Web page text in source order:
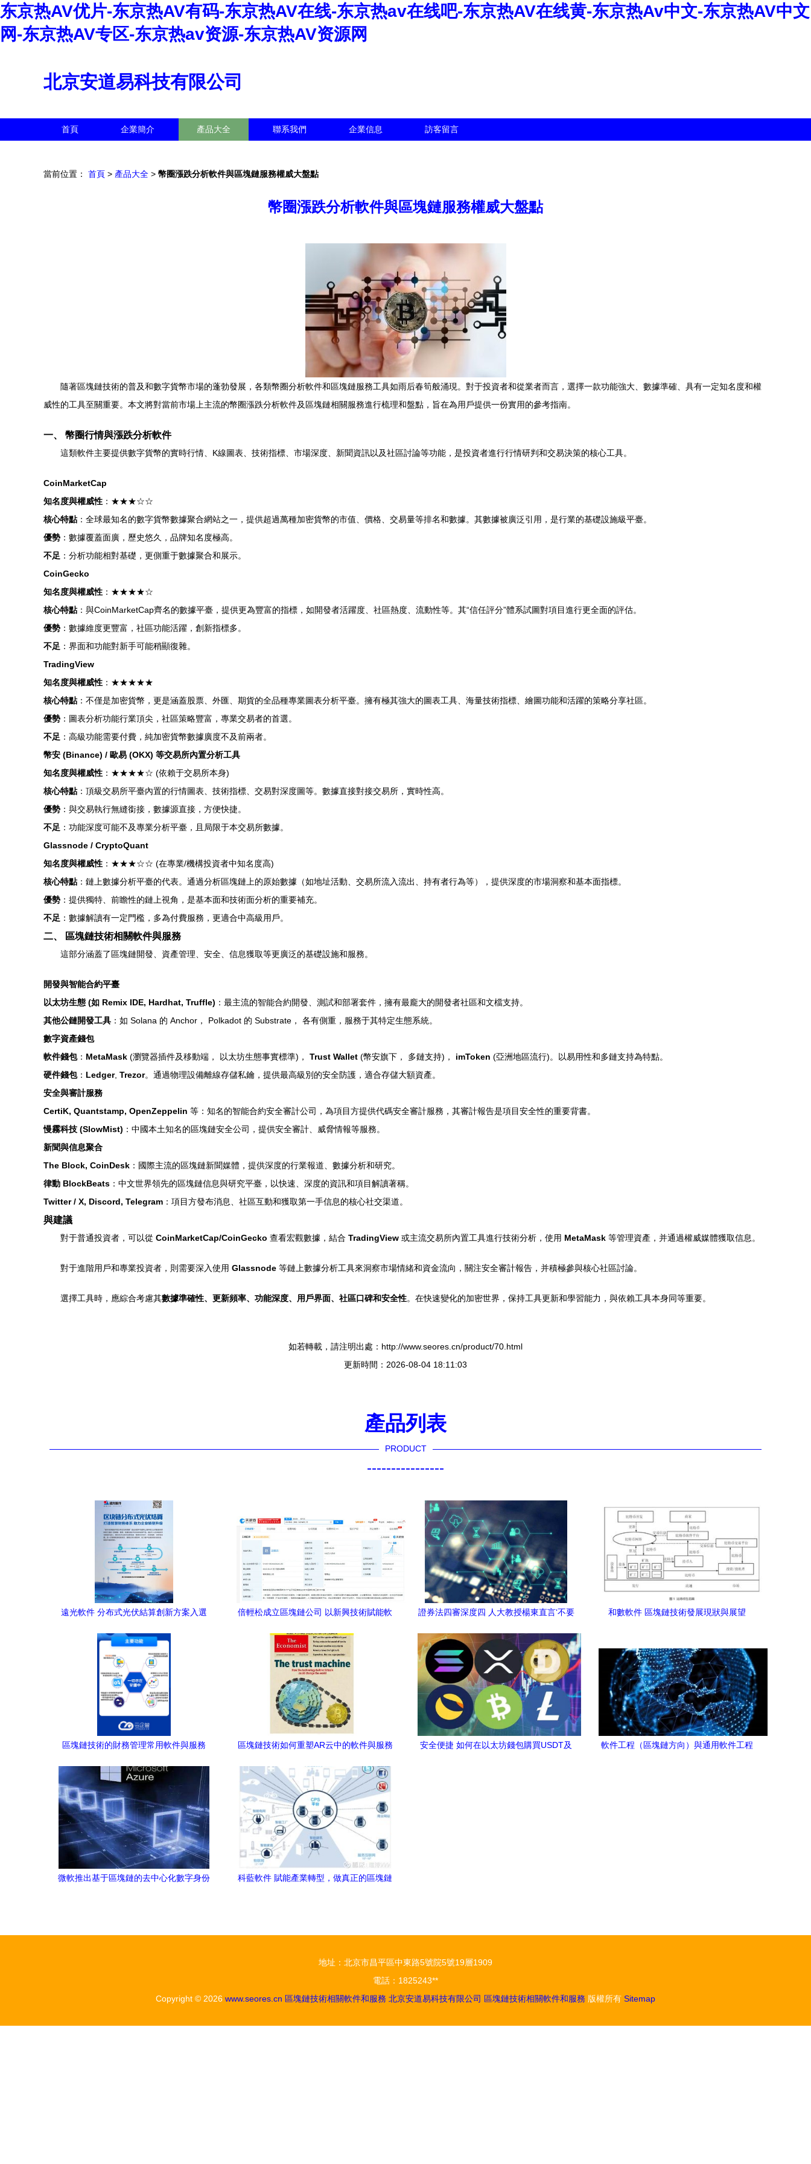
东京热AV优片-东京热AV有码-东京热AV在线-东京热av在线吧-东京热AV在线黄-东京热Av中文-东京热AV中文
网-东京热AV专区-东京热av资源-东京热AV资源网
北京安道易科技有限公司
首頁 企業簡介 產品大全 聯系我們 企業信息 訪客留言
當前位置： 首頁 > 產品大全 > 幣圈漲跌分析軟件與區塊鏈服務權威大盤點
幣圈漲跌分析軟件與區塊鏈服務權威大盤點
隨著區塊鏈技術的普及和數字貨幣市場的蓬勃發展，各類幣圈分析軟件和區塊鏈服務工具如雨后春筍般涌現。對于投資者和從業者而言，選擇一款功能強大、數據準確、具有一定知名度和權
威性的工具至關重要。本文將對當前市場上主流的幣圈漲跌分析軟件及區塊鏈相關服務進行梳理和盤點，旨在為用戶提供一份實用的參考指南。
一、 幣圈行情與漲跌分析軟件
這類軟件主要提供數字貨幣的實時行情、K線圖表、技術指標、市場深度、新聞資訊以及社區討論等功能，是投資者進行行情研判和交易決策的核心工具。
CoinMarketCap
知名度與權威性 ：★★★☆☆
核心特點：全球最知名的數字貨幣數據聚合網站之一，提供超過萬種加密貨幣的市值、價格、交易量等排名和數據。其數據被廣泛引用，是行業的基礎設施級平臺。
優勢 ：數據覆蓋面廣，歷史悠久，品牌知名度極高。
不足 ：分析功能相對基礎，更側重于數據聚合和展示。
CoinGecko
知名度與權威性 ：★★★★☆
核心特點：與CoinMarketCap齊名的數據平臺，提供更為豐富的指標，如開發者活躍度、社區熱度、流動性等。其“信任評分”體系試圖對項目進行更全面的評估。
優勢 ：數據維度更豐富，社區功能活躍，創新指標多。
不足 ：界面和功能對新手可能稍顯復雜。
TradingView
知名度與權威性 ：★★★★★
核心特點：不僅是加密貨幣，更是涵蓋股票、外匯、期貨的全品種專業圖表分析平臺。擁有極其強大的圖表工具、海量技術指標、繪圖功能和活躍的策略分享社區。
優勢 ：圖表分析功能行業頂尖，社區策略豐富，專業交易者的首選。
不足 ：高級功能需要付費，純加密貨幣數據廣度不及前兩者。
幣安 (Binance) / 歐易 (OKX) 等交易所內置分析工具
知名度與權威性 ：★★★★☆ (依賴于交易所本身)
核心特點：頂級交易所平臺內置的行情圖表、技術指標、交易對深度圖等。數據直接對接交易所，實時性高。
優勢 ：與交易執行無縫銜接，數據源直接，方便快捷。
不足 ：功能深度可能不及專業分析平臺，且局限于本交易所數據。
Glassnode / CryptoQuant
知名度與權威性 ：★★★☆☆ (在專業/機構投資者中知名度高)
核心特點：鏈上數據分析平臺的代表。通過分析區塊鏈上的原始數據（如地址活動、交易所流入流出、持有者行為等），提供深度的市場洞察和基本面指標。
優勢 ：提供獨特、前瞻性的鏈上視角，是基本面和技術面分析的重要補充。
不足 ：數據解讀有一定門檻，多為付費服務，更適合中高級用戶。
二、 區塊鏈技術相關軟件與服務
這部分涵蓋了區塊鏈開發、資產管理、安全、信息獲取等更廣泛的基礎設施和服務。
開發與智能合約平臺
以太坊生態 (如 Remix IDE, Hardhat, Truffle) ：最主流的智能合約開發、測試和部署套件，擁有最龐大的開發者社區和文檔支持。
其他公鏈開發工具 ：如 Solana 的 Anchor， Polkadot 的 Substrate， 各有側重，服務于其特定生態系統。
數字資產錢包
軟件錢包： MetaMask (瀏覽器插件及移動端， 以太坊生態事實標準)， Trust Wallet (幣安旗下， 多鏈支持)， imToken (亞洲地區流行)。以易用性和多鏈支持為特點。
硬件錢包： Ledger, Trezor。通過物理設備離線存儲私鑰，提供最高級別的安全防護，適合存儲大額資產。
安全與審計服務
CertiK, Quantstamp, OpenZeppelin 等：知名的智能合約安全審計公司，為項目方提供代碼安全審計服務，其審計報告是項目安全性的重要背書。
慢霧科技 (SlowMist) ：中國本土知名的區塊鏈安全公司，提供安全審計、威脅情報等服務。
新聞與信息聚合
The Block, CoinDesk ：國際主流的區塊鏈新聞媒體，提供深度的行業報道、數據分析和研究。
律動 BlockBeats ：中文世界領先的區塊鏈信息與研究平臺，以快速、深度的資訊和項目解讀著稱。
Twitter / X, Discord, Telegram ：項目方發布消息、社區互動和獲取第一手信息的核心社交渠道。
與建議
對于普通投資者，可以從 CoinMarketCap/CoinGecko 查看宏觀數據，結合 TradingView 或主流交易所內置工具進行技術分析，使用 MetaMask 等管理資產，并通過權威媒體獲取信息。
對于進階用戶和專業投資者，則需要深入使用 Glassnode 等鏈上數據分析工具來洞察市場情緒和資金流向，關注安全審計報告，并積極參與核心社區討論。
選擇工具時，應綜合考慮其數據準確性、更新頻率、功能深度、用戶界面、社區口碑和安全性。在快速變化的加密世界，保持工具更新和學習能力，與依賴工具本身同等重要。
如若轉載，請注明出處：http://www.seores.cn/product/70.html
更新時間：2026-08-04 18:11:03
產品列表
PRODUCT
----------------
遠光軟件 分布式光伏結算創新方案入選
用浪潮
倍輕松成立區塊鏈公司 以新興技術賦能軟
證券法四審深度四 人大教授楊東直言‘不要
件與服務引熱議
和數軟件 區塊鏈技術發展現狀與展望
區塊鏈技術的財務管理常用軟件與服務
區塊鏈技術如何重塑AR云中的軟件與服務
安全便捷 如何在以太坊錢包購買USDT及
軟件工程（區塊鏈方向）與通用軟件工程
微軟推出基于區塊鏈的去中心化數字身份
科藍軟件 賦能產業轉型，做真正的區塊鏈
地址：北京市昌平區中東路5號院5號19層1909
電話：1825243**
Copyright © 2026 www.seores.cn 區塊鏈技術相關軟件和服務 北京安道易科技有限公司 區塊鏈技術相關軟件和服務 版權所有 Sitemap